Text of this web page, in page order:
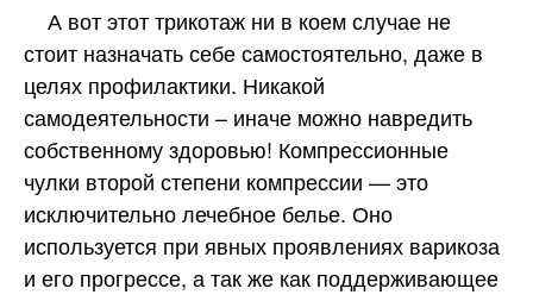
А вот этот трикотаж ни в коем случае не
стоит назначать себе самостоятельно, даже в
целях профилактики. Никакой
самодеятельности – иначе можно навредить
собственному здоровью! Компрессионные
чулки второй степени компрессии — это
исключительно лечебное белье. Оно
используется при явных проявлениях варикоза
и его прогрессе, а так же как поддерживающее